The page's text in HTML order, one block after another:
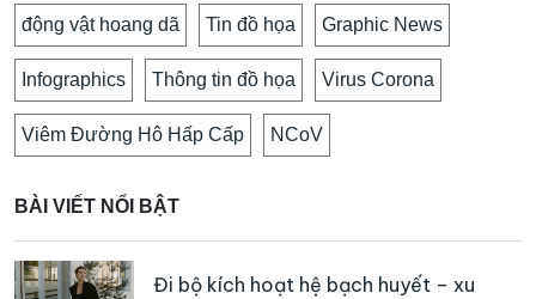
động vật hoang dã Tin đồ họa Graphic News
Infographics Thông tin đồ họa Virus Corona
Viêm Đường Hô Hấp Cấp NCoV
BÀI VIẾT NỔI BẬT
Đi bộ kích hoạt hệ bạch huyết – xu